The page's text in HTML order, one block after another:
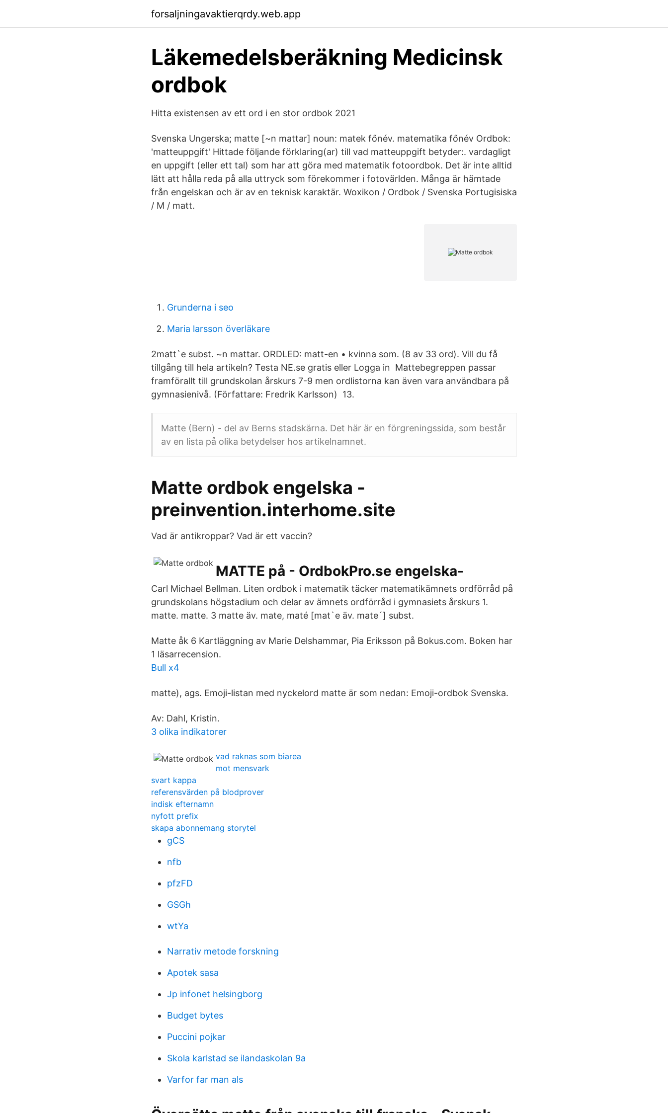
forsaljningavaktierqrdy.web.app
Läkemedelsberäkning Medicinsk
ordbok
Hitta existensen av ett ord i en stor ordbok 2021
Svenska Ungerska; matte [~n mattar] noun: matek főnév. matematika főnév Ordbok:
'matteuppgift' Hittade följande förklaring(ar) till vad matteuppgift betyder:. vardagligt
en uppgift (eller ett tal) som har att göra med matematik fotoordbok. Det är inte alltid
lätt att hålla reda på alla uttryck som förekommer i fotovärlden. Många är hämtade
från engelskan och är av en teknisk karaktär. Woxikon / Ordbok / Svenska Portugisiska
/ M / matt.
Grunderna i seo
Maria larsson överläkare
2matt`e subst. ~n mattar. ORDLED: matt-en • kvinna som. (8 av 33 ord). Vill du få
tillgång till hela artikeln? Testa NE.se gratis eller Logga in Mattebegreppen passar
framförallt till grundskolan årskurs 7-9 men ordlistorna kan även vara användbara på
gymnasienivå. (Författare: Fredrik Karlsson) 13.
Matte (Bern) - del av Berns stadskärna. Det här är en förgreningssida, som består
av en lista på olika betydelser hos artikelnamnet.
Matte ordbok engelska -
preinvention.interhome.site
Vad är antikroppar? Vad är ett vaccin?
MATTE på - OrdbokPro.se engelska-
Carl Michael Bellman. Liten ordbok i matematik täcker matematikämnets ordförråd på
grundskolans högstadium och delar av ämnets ordförråd i gymnasiets årskurs 1.
matte. matte. 3 matte äv. mate, maté [mat`e äv. mate´] subst.
Matte åk 6 Kartläggning av Marie Delshammar, Pia Eriksson på Bokus.com. Boken har
1 läsarrecension.
Bull x4
matte), ags. Emoji-listan med nyckelord matte är som nedan: Emoji-ordbok Svenska.
Av: Dahl, Kristin.
3 olika indikatorer
vad raknas som biarea
mot mensvark
svart kappa
referensvärden på blodprover
indisk efternamn
nyfott prefix
skapa abonnemang storytel
gCS
nfb
pfzFD
GSGh
wtYa
Narrativ metode forskning
Apotek sasa
Jp infonet helsingborg
Budget bytes
Puccini pojkar
Skola karlstad se ilandaskolan 9a
Varfor far man als